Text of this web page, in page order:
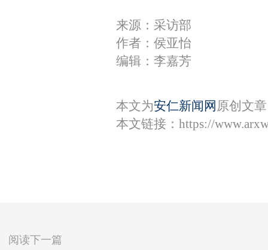
来源：采访部
作者：侯亚怡
编辑：李嘉芳
本文为安仁新闻网 原创文
本文链接： https://
阅读下一篇